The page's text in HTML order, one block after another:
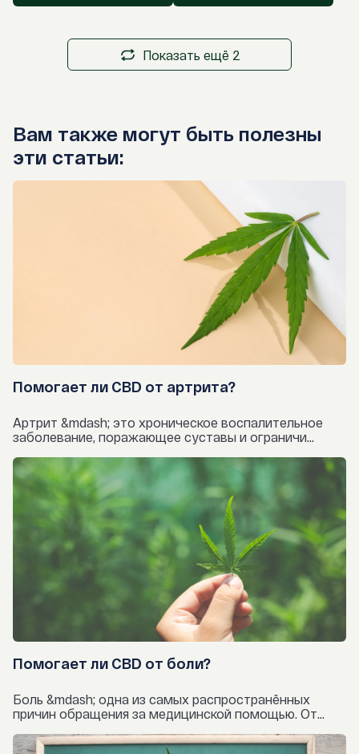
Показать ещё 2
Вам также могут быть полезны
эти статьи:
Помогает ли CBD от артрита?
Артрит &mdash; это хроническое воспалительное
заболевание, поражающее суставы и ограничи...
Помогает ли CBD от боли?
Боль &mdash; одна из самых распространённых
причин обращения за медицинской помощью. От...